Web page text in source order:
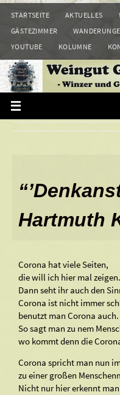
Zum
Inhalt
STARTSEITE AKTUELLES
GÄSTEZIMMER
YOUTUBE
KOLUMNE
Hartmuth
Corona hat viele Seiten,
die will ich hier mal zeigen.
Dann seht ihr auch den
Corona ist nicht immer
benutzt man Corona auch.
So sagt man zu nem
wo kommt denn die
Corona spricht man nun
zu einer großen
Nicht nur hier erkennt